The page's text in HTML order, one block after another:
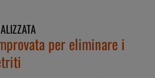
per eliminare i